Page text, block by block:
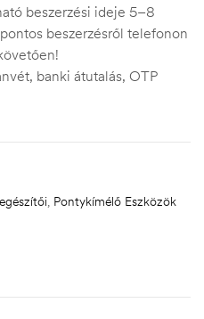
beszerzési ideje 5–8
beszerzésről telefonon
banki átutalás, OTP
, Pontykímélő Eszközök